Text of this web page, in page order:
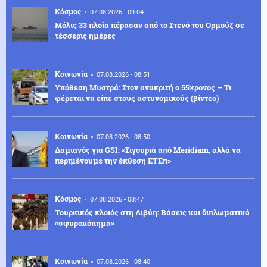
Κόσμος 07.08.2026 - 09:04
Μόλις 33 πλοία πέρασαν από το Στενό του Ορμούζ σε
τέσσερις ημέρες
Κοινωνία 07.08.2026 - 08:51
Υπόθεση Μυστρά: Στον ανακριτή ο 55χρονος – Τι
φέρεται να είπε στους αστυνομικούς (βίντεο)
Κοινωνία 07.08.2026 - 08:50
Δαμιανός για GSI: «Σιγουριά από Meridiam, αλλά να
περιμένουμε την έκθεση ΕΤΕπ»
Κόσμος 07.08.2026 - 08:47
Τουρκικός κλοιός στη Λιβύη: Βάσεις και διπλωματικό
«σφυροκόπημα»
Κοινωνία 07.08.2026 - 08:40